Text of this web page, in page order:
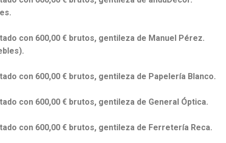
con 600,00 € brutos, gentileza de Manuel Pérez.
con 600,00 € brutos, gentileza de Papelería Blanco.
con 600,00 € brutos, gentileza de General Óptica.
con 600,00 € brutos, gentileza de Ferretería Reca.